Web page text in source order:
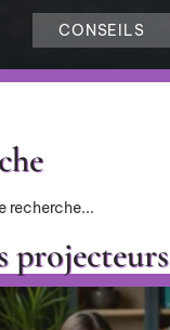
CONSEILS
projecteurs